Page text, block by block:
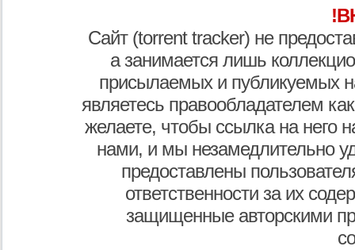
Сайт (torrent tracker) не
а занимается лишь
присылаемых и публикуемых
являетесь правообладателем
желаете, чтобы ссылка на него
нами, и мы незамедлительно
предоставлены
ответственности за их
защищенные авторскими